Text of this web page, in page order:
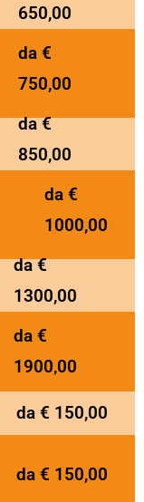
650,00
da €
750,00
da €
850,00
da €
1000,00
da €
1300,00
da €
1900,00
da € 150,00
da € 150,00